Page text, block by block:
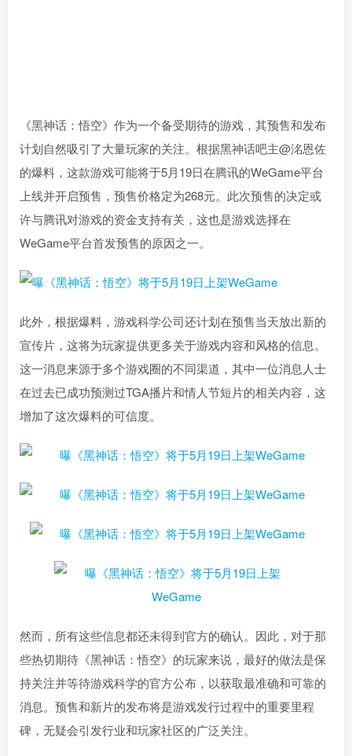
《黑神话：悟空》作为一个备受期待的游戏，其预售和发布
计划自然吸引了大量玩家的关注。根据黑神话吧主@洺恩佐
的爆料，这款游戏可能将于5月19日在腾讯的WeGame平台
上线并开启预售，预售价格定为268元。此次预售的决定或
许与腾讯对游戏的资金支持有关，这也是游戏选择在
WeGame平台首发预售的原因之一。
此外，根据爆料，游戏科学公司还计划在预售当天放出新的
宣传片，这将为玩家提供更多关于游戏内容和风格的信息。
这一消息来源于多个游戏圈的不同渠道，其中一位消息人士
在过去已成功预测过TGA播片和情人节短片的相关内容，这
增加了这次爆料的可信度。
然而，所有这些信息都还未得到官方的确认。因此，对于那
些热切期待《黑神话：悟空》的玩家来说，最好的做法是保
持关注并等待游戏科学的官方公布，以获取最准确和可靠的
消息。预售和新片的发布将是游戏发行过程中的重要里程
碑，无疑会引发行业和玩家社区的广泛关注。